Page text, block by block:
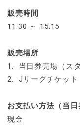
販売時間
11:30 ～ 15:15
販売場所
1. 当日券売場（ス
2. Jリーグチケット
お支払い方法（当日
現金